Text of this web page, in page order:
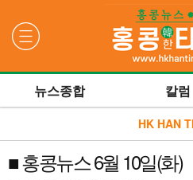
뉴스종합 칼럼
HK HAN
■ 홍콩뉴스 6월 10일(화)